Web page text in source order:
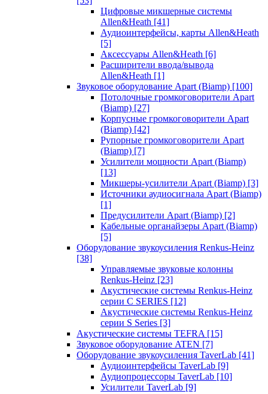
Цифровые микшерные системы
Allen&Heath [41]
Аудиоинтерфейсы, карты Allen&Heath
[5]
Аксессуары Allen&Heath [6]
Расширители ввода/вывода
Allen&Heath [1]
Звуковое оборудование Apart (Biamp) [100]
Потолочные громкоговорители Apart
(Biamp) [27]
Корпусные громкоговорители Apart
(Biamp) [42]
Рупорные громкоговорители Apart
(Biamp) [7]
Усилители мощности Apart (Biamp)
[13]
Микшеры-усилители Apart (Biamp) [3]
Источники аудиосигнала Apart (Biamp)
[1]
Предусилители Apart (Biamp) [2]
Кабельные органайзеры Apart (Biamp)
[5]
Оборудование звукоусиления Renkus-Heinz
[38]
Управляемые звуковые колонны
Renkus-Heinz [23]
Акустические системы Renkus-Heinz
серии C SERIES [12]
Акустические системы Renkus-Heinz
серии S Series [3]
Акустические системы TEFRA [15]
Звуковое оборудование ATEN [7]
Оборудование звукоусиления TaverLab [41]
Аудиоинтерфейсы TaverLab [9]
Аудиопроцессоры TaverLab [10]
Усилители TaverLab [9]